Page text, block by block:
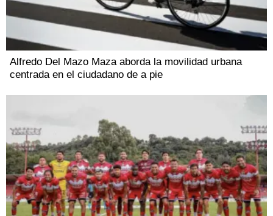
Alfredo Del Mazo Maza aborda la movilidad urbana
centrada en el ciudadano de a pie